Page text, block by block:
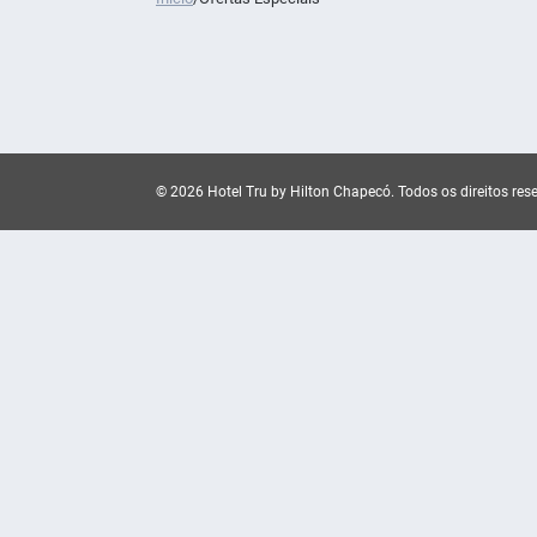
© 2026 Hotel Tru by Hilton Chapecó. Todos os direitos